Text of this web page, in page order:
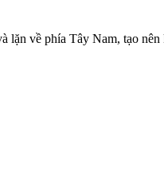
về phía Tây Nam, tạo